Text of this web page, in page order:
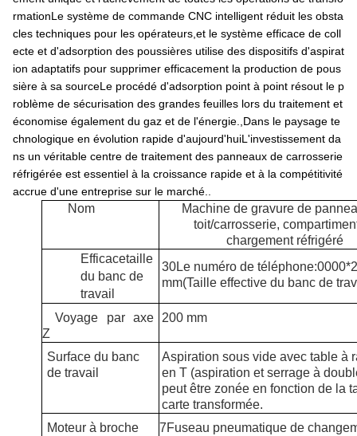
rmationLe système de commande CNC intelligent réduit les obsta
cles techniques pour les opérateurs,et le système efficace de coll
ecte et d'adsorption des poussières utilise des dispositifs d'aspirat
ion adaptatifs pour supprimer efficacement la production de pous
sière à sa sourceLe procédé d'adsorption point à point résout le p
roblème de sécurisation des grandes feuilles lors du traitement et
économise également du gaz et de l'énergie.,Dans le paysage te
chnologique en évolution rapide d'aujourd'huiL'investissement da
ns un véritable centre de traitement des panneaux de carrosserie
réfrigérée est essentiel à la croissance rapide et à la compétitivité
accrue d'une entreprise sur le marché..
Nom
Machine de gravure de
toit/carrosserie,
chargement réfrigéré
Efficacetaille
du banc de
travail
30Le numéro de téléphone:0
mm(Taille effective du banc de
Voyage par axe
Z
200 mm
Surface du banc
de travail
Aspiration sous vide avec table à
en T (aspiration et serrage à
peut être zonée en fonction de la
carte transformée.
Moteur à broche
7Fuseau pneumatique de